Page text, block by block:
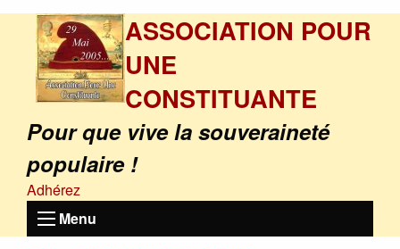
ASSOCIATION POUR
UNE
CONSTITUANTE
Pour que vive la souveraineté
populaire !
Adhérez
Menu